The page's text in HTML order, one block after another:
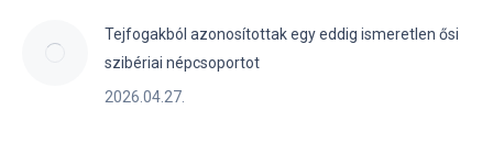
Tejfogakból azonosítottak egy eddig ismeretlen ősi
szibériai népcsoportot
2026.04.27.